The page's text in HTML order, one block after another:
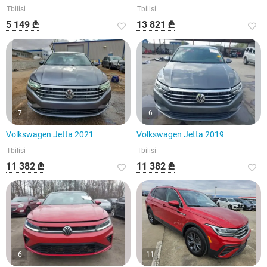
Tbilisi
5 149 ₾
Tbilisi
13 821 ₾
7
Volkswagen Jetta 2021
Tbilisi
11 382 ₾
6
Volkswagen Jetta 2019
Tbilisi
11 382 ₾
6 11